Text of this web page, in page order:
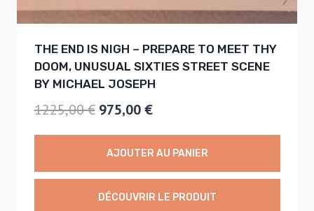
5
,
0
0
€
.
0
€
.
THE END IS NIGH – PREPARE TO MEET THY
DOOM, UNUSUAL SIXTIES STREET SCENE
BY MICHAEL JOSEPH
1225,00€ L
e
r
i
975,00€L
e
p
r
i
AJOUTER AU PANIER
DÉCOUVRIR LE PRODUIT